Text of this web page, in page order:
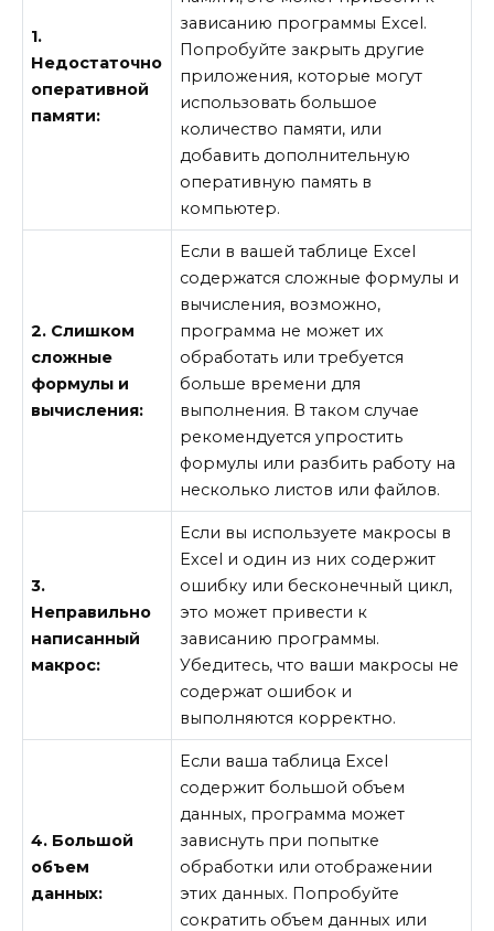
1.
Недостаточно
оперативной
памяти:
зависанию программы Excel.
Попробуйте закрыть другие
приложения, которые могут
использовать большое
количество памяти, или
добавить дополнительную
оперативную память в
компьютер.
2. Слишком
сложные
формулы и
вычисления:
Если в вашей таблице Excel
содержатся сложные формулы и
вычисления, возможно,
программа не может их
обработать или требуется
больше времени для
выполнения. В таком случае
рекомендуется упростить
формулы или разбить работу на
несколько листов или файлов.
3.
Неправильно
написанный
макрос:
Если вы используете макросы в
Excel и один из них содержит
ошибку или бесконечный цикл,
это может привести к
зависанию программы.
Убедитесь, что ваши макросы не
содержат ошибок и
выполняются корректно.
4. Большой
объем
данных:
Если ваша таблица Excel
содержит большой объем
данных, программа может
зависнуть при попытке
обработки или отображении
этих данных. Попробуйте
сократить объем данных или